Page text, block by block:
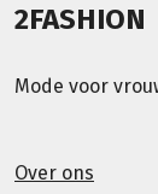
2FASHION
Mode voor
Over ons